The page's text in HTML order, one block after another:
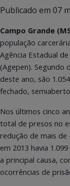
Publicado em 07
Campo Grande
população
Agência Estadual
(Agepen). Segundo
deste ano, são
fechado,
Nos últimos cinco
total de presos no
redução de mais
em 2013 havia
a principal causa,
ocorrências de